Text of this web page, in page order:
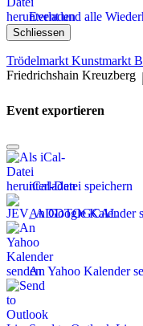
Event und alle
Schliessen
Trödelmarkt Kunstmarkt
Friedrichshain Kreuzberg
Event exportieren
iCal-Datei speichern
An Google Kalender
An Yahoo Kalender